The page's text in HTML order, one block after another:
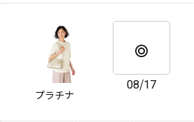
プラチナ
08/17